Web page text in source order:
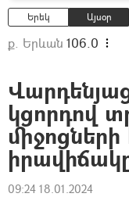
Երեկ Այսօր
ք. Երևան 106.0
կցորդով
09:24 18.01.2024